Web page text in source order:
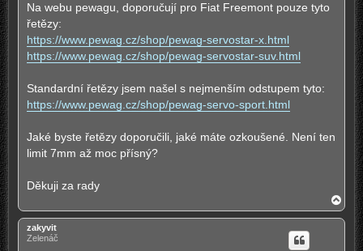
Na webu pewagu, doporučují pro Fiat Freemont pouze tyto
řetězy:
https://www.pewag.cz/shop/pewag-servostar-x.html
https://www.pewag.cz/shop/pewag-servostar-suv.html
Standardní řetězy jsem našel s nejmenším odstupem tyto:
https://www.pewag.cz/shop/pewag-servo-sport.html
Jaké byste řetězy doporučili, jaké máte ozkoušené. Není ten
limit 7mm až moc přísný?
Děkuji za rady
a
h
zakyvit
Zelenáč